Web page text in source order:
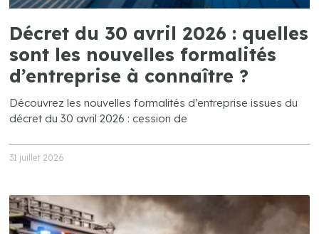
Décret du 30 avril 2026 : quelles
sont les nouvelles formalités
d’entreprise à connaître ?
Découvrez les nouvelles formalités d’entreprise issues du
décret du 30 avril 2026 : cession de
31 juillet 2026